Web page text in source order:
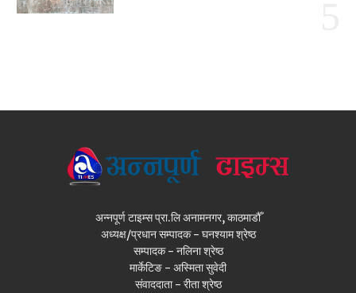
अन्नपूर्ण टाइम्स प्रा.लि अनामनगर, काठमाडौँ
अध्यक्ष/प्रधान सम्पादक - घनश्याम श्रेष्ठ
सम्पादक - नलिना श्रेष्ठ
मार्केटिङ - अस्मिता सुवेदी
संवाददाता - रीता श्रेष्ठ